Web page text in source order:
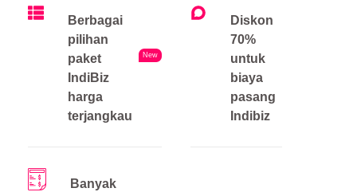
Berbagai
pilihan
paket
IndiBiz
harga
terjangkau
New
Diskon
70%
untuk
biaya
pasang
Indibiz
Banyak